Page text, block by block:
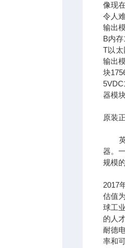
像现
令人
输出
B内
T以太
输出
块
器模
原装
英文
器。
规模
2017
估值
球工
的人
耐德
率和